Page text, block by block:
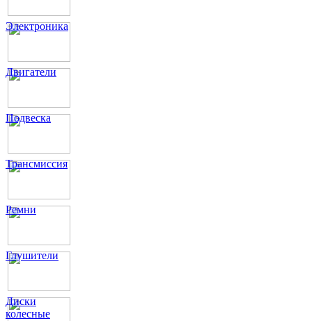
Электроника
Двигатели
Подвеска
Трансмиссия
Ремни
Глушители
Диски
колесные